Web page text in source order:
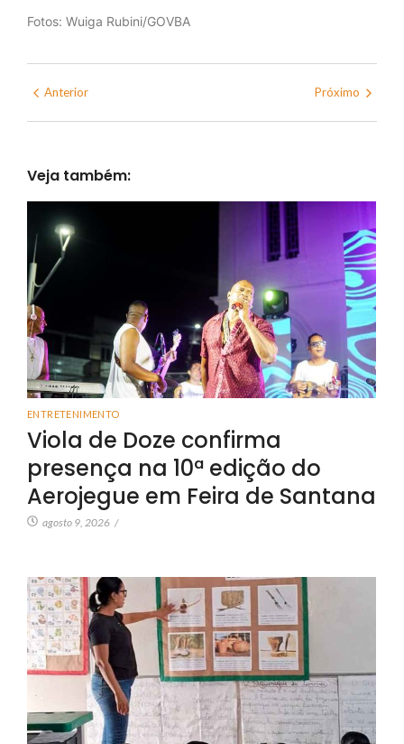
Fotos: Wuiga Rubini/GOVBA
Anterior Próximo
Veja também:
ENTRETENIMENTO
Viola de Doze confirma
presença na 10ª edição do
Aerojegue em Feira de Santana
agosto 9, 2026 /